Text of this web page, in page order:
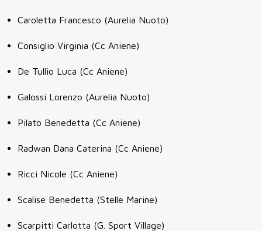
Caroletta Francesco (Aurelia Nuoto)
Consiglio Virginia (Cc Aniene)
De Tullio Luca (Cc Aniene)
Galossi Lorenzo (Aurelia Nuoto)
Pilato Benedetta (Cc Aniene)
Radwan Dana Caterina (Cc Aniene)
Ricci Nicole (Cc Aniene)
Scalise Benedetta (Stelle Marine)
Scarpitti Carlotta (G. Sport Village)